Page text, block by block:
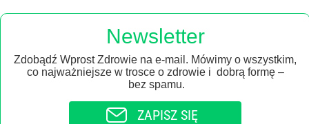
Newsletter
Zdobądź Wprost Zdrowie na e-mail. Mówimy o wszystkim,
co najważniejsze w trosce o zdrowie i dobrą formę –
bez spamu.
ZAPISZ SIĘ